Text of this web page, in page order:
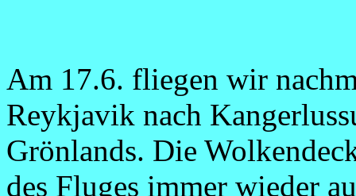
Am 17.6. fliegen wir
Reykjavik nach
Grönlands. Die
des Fluges immer wieder